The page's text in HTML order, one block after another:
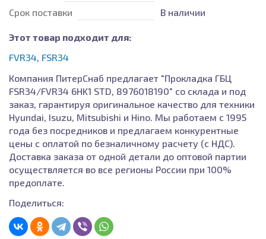
Срок поставки
В наличии
Этот товар подходит для:
FVR34, FSR34
Компания ПитерСнаб предлагает "Прокладка ГБЦ
FSR34/FVR34 6HK1 STD, 8976018190" со склада и под
заказ, гарантируя оригинальное качество для техники
Hyundai, Isuzu, Mitsubishi и Hino. Мы работаем с 1995
года без посредников и предлагаем конкурентные
цены с оплатой по безналичному расчету (с НДС).
Доставка заказа от одной детали до оптовой партии
осуществляется во все регионы России при 100%
предоплате.
Поделиться: